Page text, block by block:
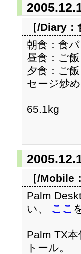
［/Diary：
朝食：食
昼食：ご
夕食：ご
セージ炒め
65.1kg
［/Mobile：
Palm
い、 ここ
Palm TX本
トール。